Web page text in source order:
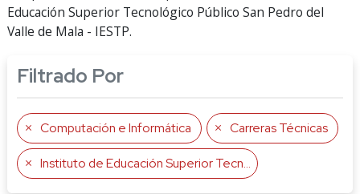
Educación Superior Tecnológico Público San Pedro del
Valle de Mala - IESTP.
Filtrado Por
Computación e Informática Carreras Técnicas
Instituto de Educación Superior Tecnológico Público San Pedro del Valle de Mala